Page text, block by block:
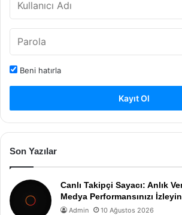
Beni hatırla
Kayıt Ol
Son Yazılar
Canlı Takipçi Sayacı: Anlık
Medya Performansınızı İzleyin
Admin 10 Ağustos 2026